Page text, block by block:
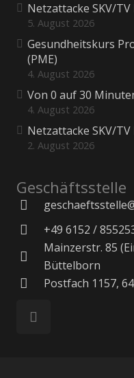
Netzattacke SKV/
5. August 2026
Gesundheitskurs
(PME)
4. August 2026
Von 0 auf 30
4. August 2026
Netzattacke SKV/
2. August 2026
Geschäftsstelle
+49 6152 /
Mainzerstr. 85
Büttelborn
Postfach 1157,